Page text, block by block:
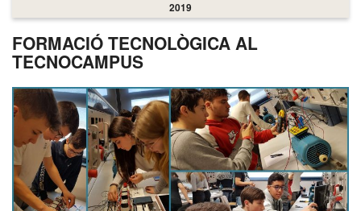
2019
FORMACIÓ TECNOLÒGICA AL
TECNOCAMPUS